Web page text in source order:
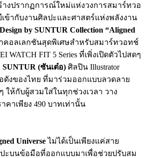
างปรากฏการณ์ใหม่แห่งวงการสมาร์ทวอ
ข้ากับงานศิลปะและศาสตร์แห่งพลังงาน
by SUNTUR Collection “Aligned
คอลเลกชันสุดพิเศษสำหรับสมาร์ทวอทช์
WATCH FIT 5 Series ที่เพิ่งเปิดตัวไปสดๆ
SUNTUR (ซันเต๋อ) ศิลปิน Illustrator
งของไทย ที่มาร่วมออกแบบลวดลาย
ให้กับผู้สวมใส่ในทุกช่วงเวลา วาง
คาเพียง 490 บาทเท่านั้น
Universe ไม่ได้เป็นเพียงแค่สาย
ะบนข้อมือที่ออกแบบมาเพื่อช่วยปรับสม